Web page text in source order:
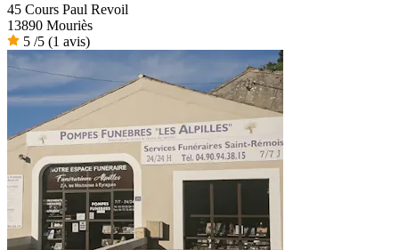
45 Cours Paul Revoil
13890 Mouriès
5 /5 (1 avis)